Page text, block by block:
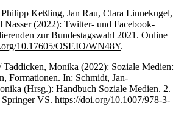
Keßling, Jan Rau, Clara Linnekugel,
Nasser (2022): Twitter- und Facebook-
zur Bundestagswahl 2021. Online
10.17605/OSF.IO/WN48Y.
Monika (2022): Soziale Medien:
Formationen. In: Schmidt, Jan-
(Hrsg.): Handbuch Soziale Medien. 2.
VS. https://doi.org/10.1007/978-3-